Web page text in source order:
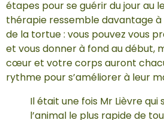
étapes pour se guérir du jour au
thérapie ressemble davantage à
de la tortue : vous pouvez vous
et vous donner à fond au début,
cœur et votre corps auront
rythme pour s’améliorer à leur
Il était une fois Mr Lièvre qui
l’animal le plus rapide de